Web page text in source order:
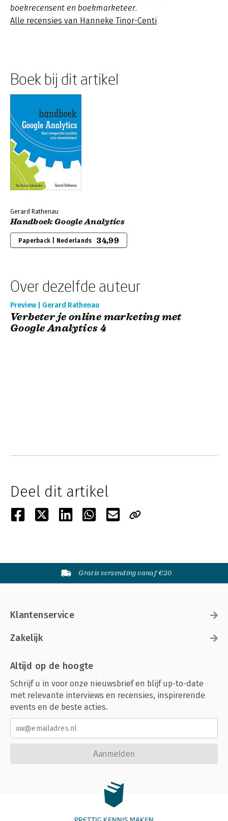
boekrecensent en boekmarketeer.
Alle recensies van Hanneke Tinor-Centi
Boek bij dit artikel
Gerard Rathenau
Handboek Google Analytics
Paperback | Nederlands 34,99
Over dezelfde auteur
Preview | Gerard Rathenau
Verbeter je online marketing met
Google Analytics 4
Deel dit artikel
Gratis verzending vanaf €20
Klantenservice
Zakelijk
Altijd op de hoogte
Schrijf u in voor onze nieuwsbrief en blijf up-to-date
met relevante interviews en recensies, inspirerende
events en de beste acties.
Aanmelden